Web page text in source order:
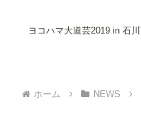
ヨコハマ大道芸2019 in 石
ホーム NEWS